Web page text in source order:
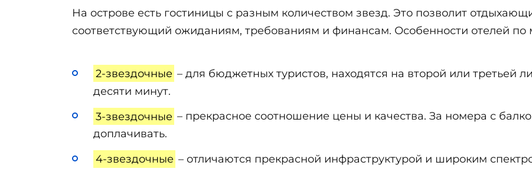
На острове есть гостиницы с разным количеством звезд. Это позволит
соответствующий ожиданиям, требованиям и финансам. Особенности отелей
2-звездочные – для бюджетных туристов, находятся на второй или третьей
десяти минут.
3-звездочные – прекрасное соотношение цены и качества. За номера с
доплачивать.
4-звездочные – отличаются прекрасной инфраструктурой и широким